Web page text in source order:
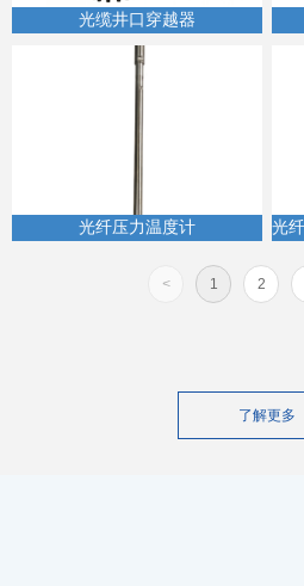
了解更多
光缆井口穿越器
光纤压力温度计
< 1 2